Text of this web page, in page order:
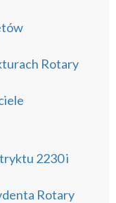
Rotary
2230 i
Rotary